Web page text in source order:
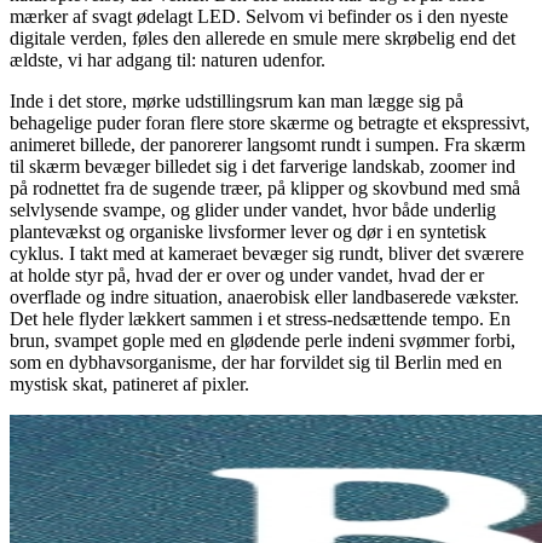
mærker af svagt ødelagt LED. Selvom vi befinder os i den nyeste
digitale verden, føles den allerede en smule mere skrøbelig end det
ældste, vi har adgang til: naturen udenfor.
Inde i det store, mørke udstillingsrum kan man lægge sig på
behagelige puder foran flere store skærme og betragte et ekspressivt,
animeret billede, der panorerer langsomt rundt i sumpen. Fra skærm
til skærm bevæger billedet sig i det farverige landskab, zoomer ind
på rodnettet fra de sugende træer, på klipper og skovbund med små
selvlysende svampe, og glider under vandet, hvor både underlig
plantevækst og organiske livsformer lever og dør i en syntetisk
cyklus. I takt med at kameraet bevæger sig rundt, bliver det sværere
at holde styr på, hvad der er over og under vandet, hvad der er
overflade og indre situation, anaerobisk eller landbaserede vækster.
Det hele flyder lækkert sammen i et stress-nedsættende tempo. En
brun, svampet gople med en glødende perle indeni svømmer forbi,
som en dybhavsorganisme, der har forvildet sig til Berlin med en
mystisk skat, patineret af pixler.